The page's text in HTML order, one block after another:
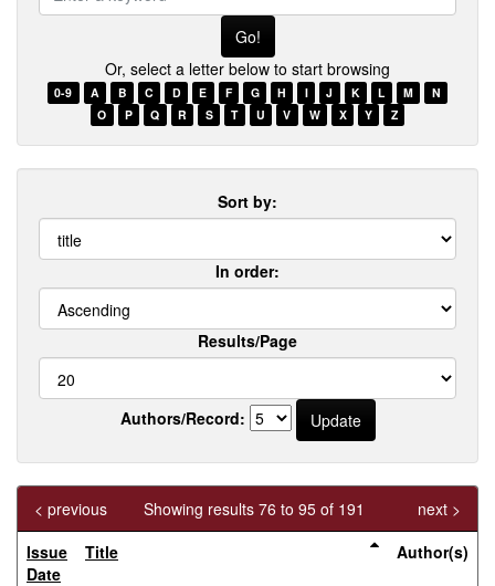
keyword
Or, select a letter below to start browsing
0-9 A B C D E F G H I J K L M
N
O
P Q R S T U V W X Y Z
Sort by:
In order:
Results/Page
Authors/Record:
Showing results 76 to 95 of 191
< previous
next >
Issue
Date
Title Author(s)